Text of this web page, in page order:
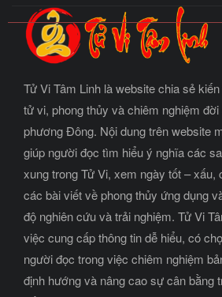
Tử Vi Tâm Linh là website chia sẻ
tử vi, phong thủy và chiêm nghiệm
phương Đông. Nội dung trên website
giúp người đọc tìm hiểu ý nghĩa các
xung trong Tử Vi, xem ngày tốt – xấu,
các bài viết về phong thủy ứng dụng
độ nghiên cứu và trải nghiệm. Tử Vi
việc cung cấp thông tin dễ hiểu, có
người đọc trong việc chiêm nghiệm
định hướng và nâng cao sự cân bằng